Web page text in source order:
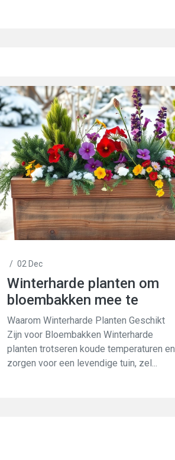
/ 02 Dec
Winterharde planten om
bloembakken mee te
vullen
Waarom Winterharde Planten Geschikt
Zijn voor Bloembakken Winterharde
planten trotseren koude temperaturen en
zorgen voor een levendige tuin, zel...